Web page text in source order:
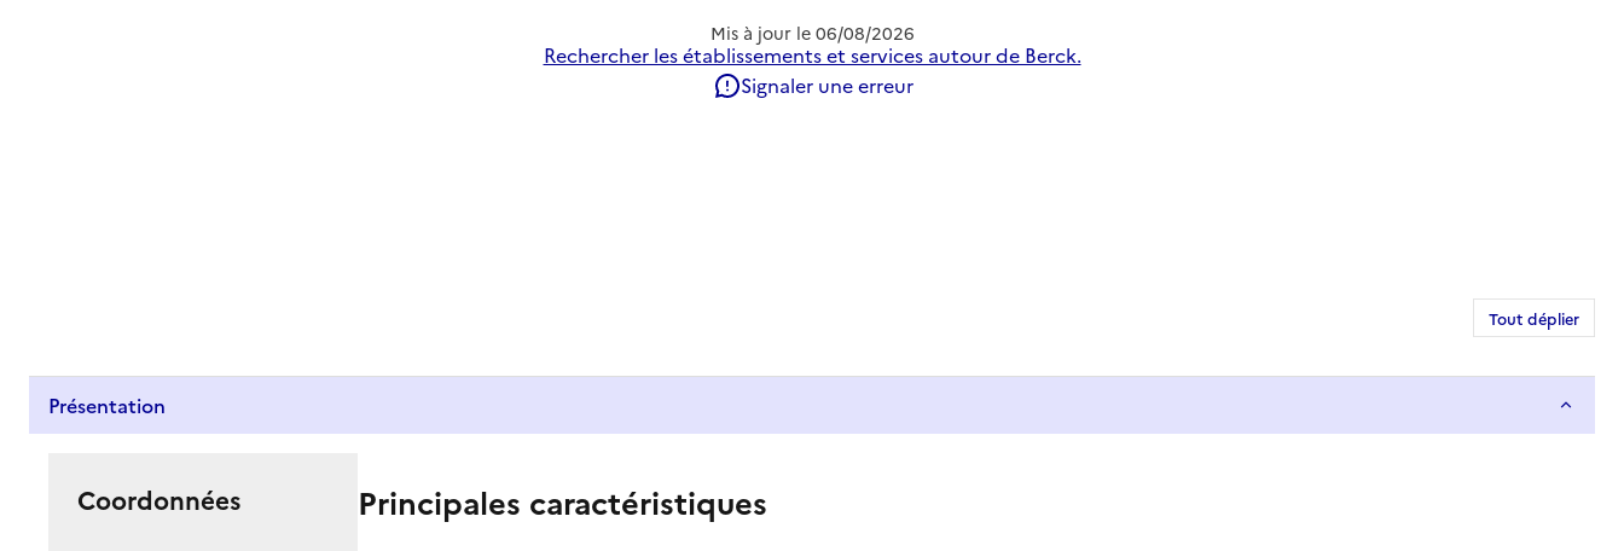
Mis à jour le 06/08/2026
Rechercher les établissements et services autour de Berck.
Signaler une erreur
Tout déplier
Présentation
Coordonnées Principales caractéristiques